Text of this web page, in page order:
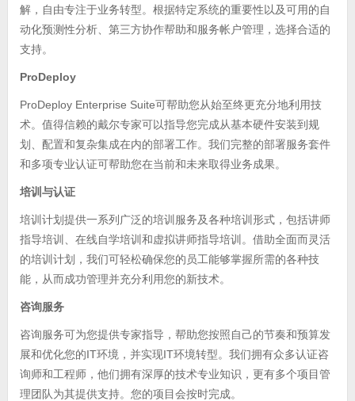
解，自由专注于业务转型。根据特定系统的重要性以及可用的自
动化预测性分析、第三方协作帮助和服务帐户管理，选择合适的
支持。
ProDeploy
ProDeploy Enterprise Suite可帮助您从始至终更充分地利用技
术。值得信赖的戴尔专家可以指导您完成从基本硬件安装到规
划、配置和复杂集成在内的部署工作。我们完整的部署服务套件
和多项专业认证可帮助您在当前和未来取得业务成果。
培训与认证
培训计划提供一系列广泛的培训服务及各种培训形式，包括讲师
指导培训、在线自学培训和虚拟讲师指导培训。借助全面而灵活
的培训计划，我们可轻松确保您的员工能够掌握所需的各种技
能，从而成功管理并充分利用您的新技术。
咨询服务
咨询服务可为您提供专家指导，帮助您按照自己的节奏和预算发
展和优化您的IT环境，并实现IT环境转型。我们拥有众多认证咨
询师和工程师，他们拥有深厚的技术专业知识，更有多个项目管
理团队为其提供支持。您的项目会按时完成。